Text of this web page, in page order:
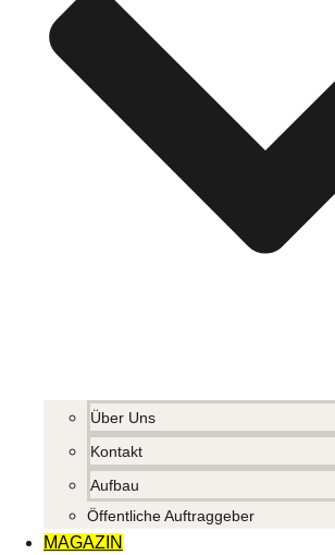
Über Uns
Kontakt
Aufbau
Öffentliche Auftraggeber
MAGAZIN